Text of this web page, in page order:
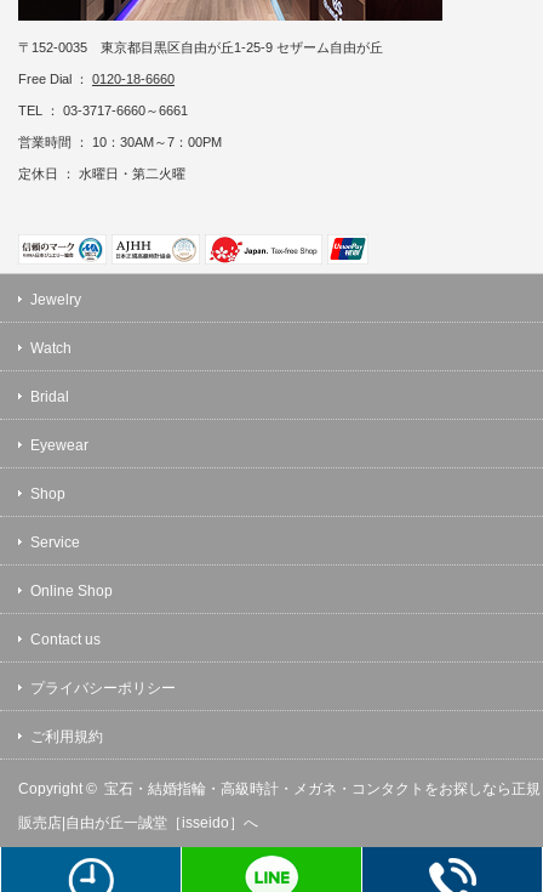
〒152-0035 東京都目黒区自由が丘1-25-9 セザーム自由が丘
Free Dial ： 0120-18-6660
TEL ： 03-3717-6660～6661
営業時間 ： 10：30AM～7：00PM
定休日 ： 水曜日・第二火曜
Jewelry
Watch
Bridal
Eyewear
Shop
Service
Online Shop
Contact us
プライバシーポリシー
ご利用規約
Copyright © 宝石・結婚指輪・高級時計・メガネ・コンタクトをお探しなら正規
販売店|自由が丘一誠堂［isseido］へ